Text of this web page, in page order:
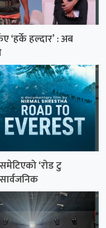
‘हर्के हल्दार’ : अब
‘रोड टु